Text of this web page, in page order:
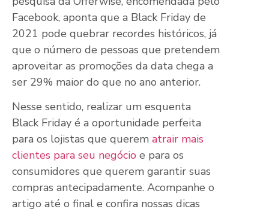
Facebook, aponta que a Black Friday de
2021 pode quebrar recordes históricos, já
que o número de pessoas que pretendem
aproveitar as promoções da data chega a
ser 29% maior do que no ano anterior.
Nesse sentido, realizar um esquenta
Black Friday é a oportunidade perfeita
para os lojistas que querem atrair mais
clientes para seu negócio e para os
consumidores que querem garantir suas
compras antecipadamente. Acompanhe o
artigo até o final e confira nossas dicas